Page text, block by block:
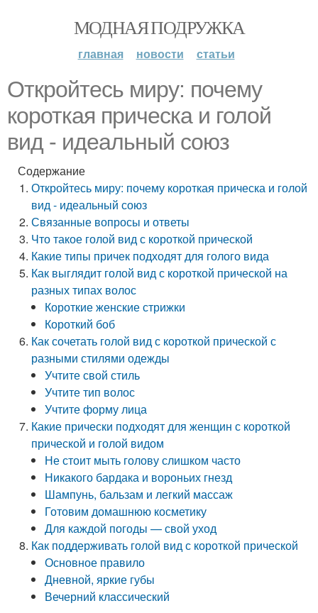
МОДНАЯ ПОДРУЖКА
главная новости статьи
Откройтесь миру: почему
короткая прическа и голой
вид - идеальный союз
Содержание
Откройтесь миру: почему короткая прическа и голой
вид - идеальный союз
Связанные вопросы и ответы
Что такое голой вид с короткой прической
Какие типы причек подходят для голого вида
Как выглядит голой вид с короткой прической на
разных типах волос
Короткие женские стрижки
Короткий боб
Как сочетать голой вид с короткой прической с
разными стилями одежды
Учтите свой стиль
Учтите тип волос
Учтите форму лица
Какие прически подходят для женщин с короткой
прической и голой видом
Не стоит мыть голову слишком часто
Никакого бардака и вороньих гнезд
Шампунь, бальзам и легкий массаж
Готовим домашнюю косметику
Для каждой погоды — свой уход
Как поддерживать голой вид с короткой прической
Основное правило
Дневной, яркие губы
Вечерний классический